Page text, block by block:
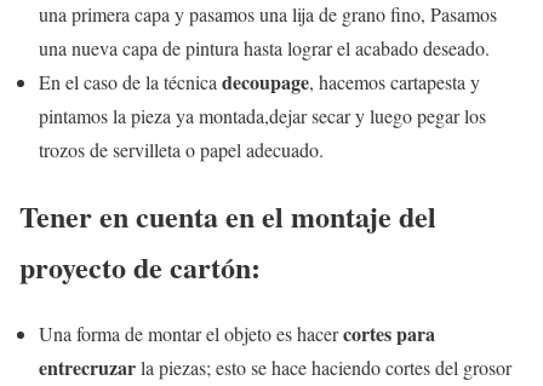
una primera capa y pasamos una lija de grano fino, Pasamos
una nueva capa de pintura hasta lograr el acabado deseado.
En el caso de la técnica decoupage, hacemos cartapesta y
pintamos la pieza ya montada,dejar secar y luego pegar los
trozos de servilleta o papel adecuado.
Tener en cuenta en el montaje del
proyecto de cartón:
Una forma de montar el objeto es hacercortes para
entrecruzarla piezas; esto se hace haciendo cortes del grosor